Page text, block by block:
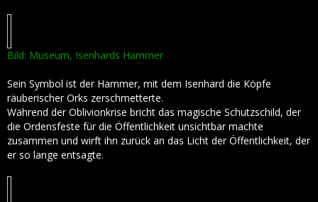
Bild: Museum, Isenhards Hammer
Sein Symbol ist der Hammer, mit dem Isenhard die Köpfe
räuberischer Orks zerschmetterte.
Während der Oblivionkrise bricht das magische Schutzschild, der
die Ordensfeste für die Öffentlichkeit unsichtbar machte
zusammen und wirft ihn zurück an das Licht der Öffentlichkeit, der
er so lange entsagte.